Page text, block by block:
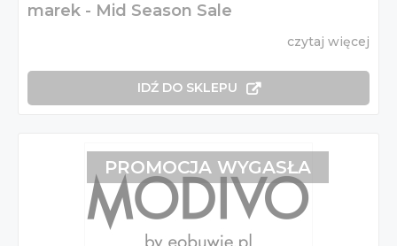
marek - Mid Season Sale
czytaj więcej
IDŹ DO SKLEPU
PROMOCJA WYGASŁA